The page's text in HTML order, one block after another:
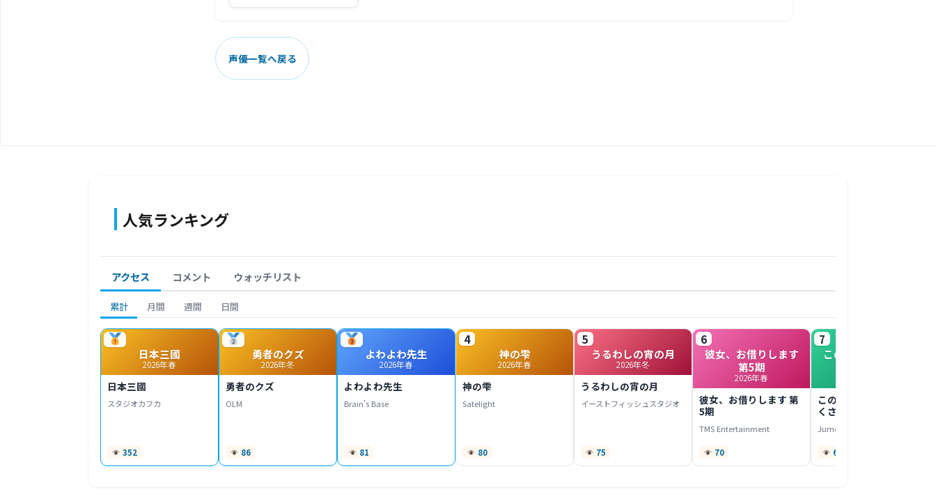
声優一覧へ戻る
人気ランキング
アクセス コメント ウォッチリスト
累計 月間 週間 日間
日本三國
2026年春
日本三國
スタジオカフカ
352
勇者のクズ
2026年冬
勇者のクズ
OLM
86
よわよわ先生
2026年春
よわよわ先生
Brain's Base
81
4
神の雫
2026年春
神の雫
Satelight
80
5
うるわしの宵の月
2026年冬
うるわしの宵の月
イーストフィッシュスタジオ
75
6
彼女、お借りします
第5期
2026年春
彼女、お借りします 第
5期
TMS Entertainment
70
7
このヒーラー、めん
このヒーラー、めんど
くさい
Jumondou
67